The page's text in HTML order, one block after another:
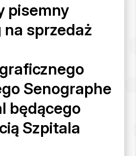
pisemny
sprzedaż
Senographe
będącego
Szpitala